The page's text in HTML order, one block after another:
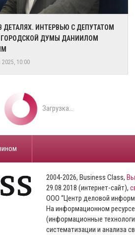
ДЕТАЛЯХ. ИНТЕРВЬЮ С ДЕПУТАТОМ
ГОРОДСКОЙ ДУМЫ ДАНИИЛОМ
2025, 10:00
Загрузка...
2004-2026, Business Class,
29.08.2018 (интернет-сайт),
ООО “Центр деловой
На информационном
(информационные
систематизации и анализа